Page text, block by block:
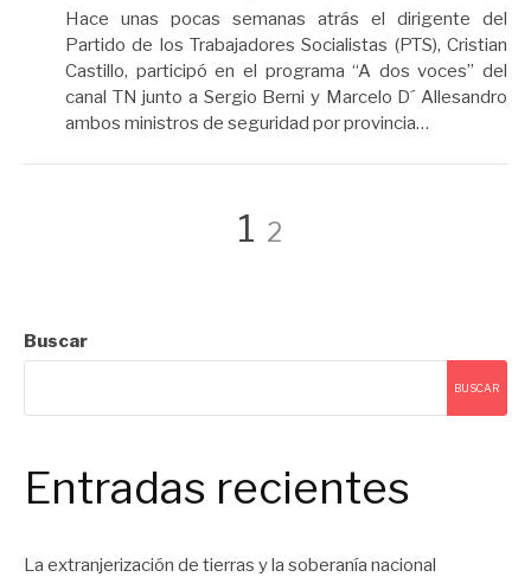
Hace unas pocas semanas atrás el dirigente del
Partido de los Trabajadores Socialistas (PTS), Cristian
Castillo, participó en el programa “A dos voces” del
canal TN junto a Sergio Berni y Marcelo D´ Allesandro
ambos ministros de seguridad por provincia…
Navegación
entradas
Página
1 Página
2
Buscar
BUSCAR
Entradas recientes
La extranjerización de tierras y la soberanía nacional